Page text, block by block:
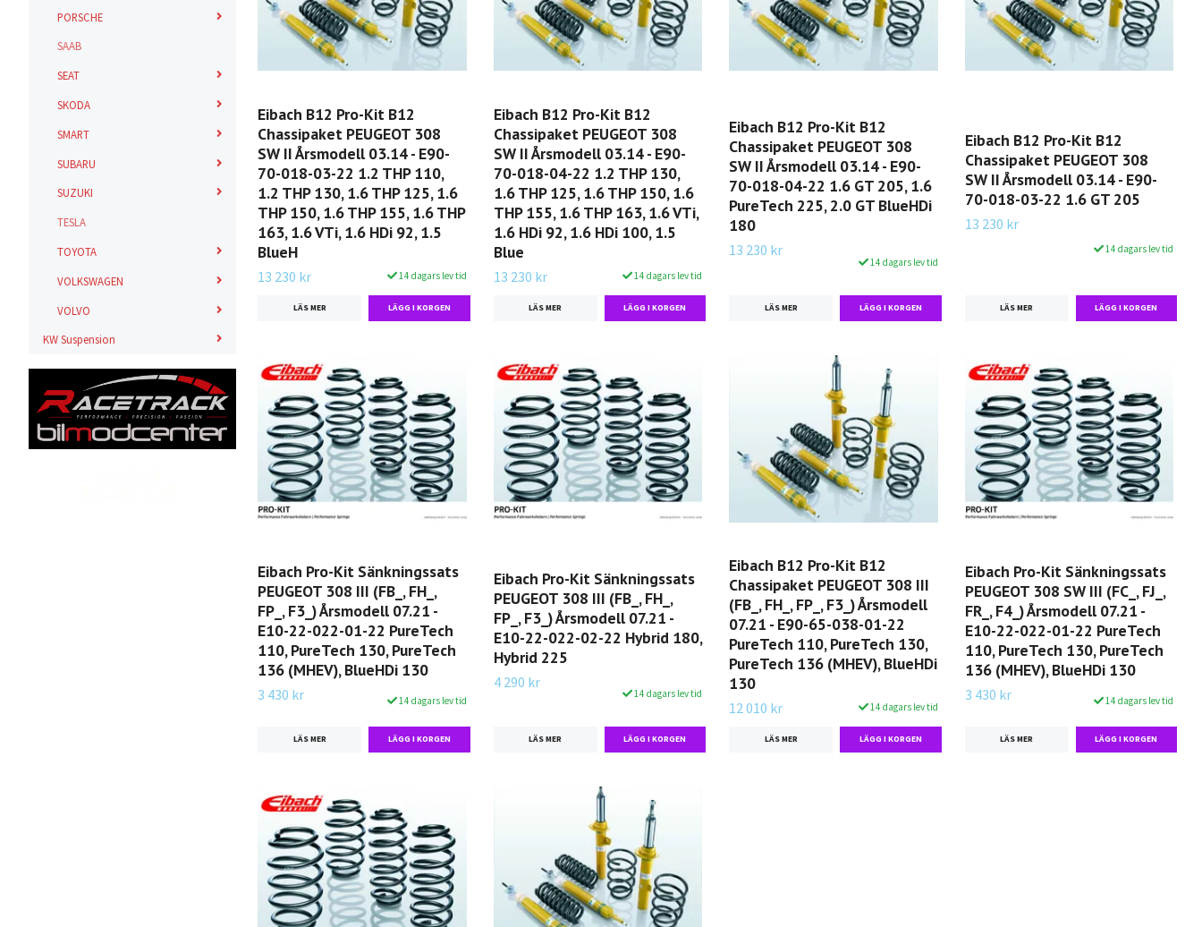
PORSCHE
SAAB
SEAT
SKODA
SMART
SUBARU
SUZUKI
TESLA
TOYOTA
VOLKSWAGEN
VOLVO
KW Suspension
Eibach B12 Pro-Kit B12
Chassipaket PEUGEOT 308
SW II Årsmodell 03.14 - E90-
70-018-03-22 1.2 THP 110,
1.2 THP 130, 1.6 THP 125, 1.6
THP 150, 1.6 THP 155, 1.6 THP
163, 1.6 VTi, 1.6 HDi 92, 1.5
BlueH
13 230 kr 14 dagars lev tid
LÄS MER
Eibach B12 Pro-Kit B12
Chassipaket PEUGEOT 308
SW II Årsmodell 03.14 - E90-
70-018-04-22 1.2 THP 130,
1.6 THP 125, 1.6 THP 150, 1.6
THP 155, 1.6 THP 163, 1.6 VTi,
1.6 HDi 92, 1.6 HDi 100, 1.5
Blue
13 230 kr 14 dagars lev tid
LÄS MER
Eibach B12 Pro-Kit B12
Chassipaket PEUGEOT 308
SW II Årsmodell 03.14 - E90-
70-018-04-22 1.6 GT 205, 1.6
PureTech 225, 2.0 GT BlueHDi
180
13 230 kr
14 dagars lev tid
LÄS MER
Eibach B12 Pro-Kit B12
Chassipaket PEUGEOT 308
SW II Årsmodell 03.14 - E90-
70-018-03-22 1.6 GT 205
13 230 kr
14 dagars lev tid
LÄS MER
Eibach Pro-Kit Sänkningssats
PEUGEOT 308 III (FB_, FH_,
FP_, F3_) Årsmodell 07.21 -
E10-22-022-01-22 PureTech
110, PureTech 130, PureTech
136 (MHEV), BlueHDi 130
3 430 kr 14 dagars lev tid
LÄS MER
Eibach Pro-Kit Sänkningssats
PEUGEOT 308 III (FB_, FH_,
FP_, F3_) Årsmodell 07.21 -
E10-22-022-02-22 Hybrid 180,
Hybrid 225
4 290 kr
14 dagars lev tid
LÄS MER
Eibach B12 Pro-Kit B12
Chassipaket PEUGEOT 308 III
(FB_, FH_, FP_, F3_) Årsmodell
07.21 - E90-65-038-01-22
PureTech 110, PureTech 130,
PureTech 136 (MHEV), BlueHDi
130
12 010 kr 14 dagars lev tid
LÄS MER
Eibach Pro-Kit Sänkningssats
PEUGEOT 308 SW III (FC_, FJ_,
FR_, F4_) Årsmodell 07.21 -
E10-22-022-01-22 PureTech
110, PureTech 130, PureTech
136 (MHEV), BlueHDi 130
3 430 kr 14 dagars lev tid
LÄS MER